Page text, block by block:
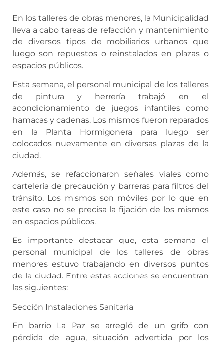
En los talleres de obras menores, la Municipalidad
lleva a cabo tareas de refacción y mantenimiento
de diversos tipos de mobiliarios urbanos que
luego son repuestos o reinstalados en plazas o
espacios públicos.
Esta semana, el personal municipal de los talleres
de pintura y herrería trabajó en el
acondicionamiento de juegos infantiles como
hamacas y cadenas. Los mismos fueron reparados
en la Planta Hormigonera para luego ser
colocados nuevamente en diversas plazas de la
ciudad.
Además, se refaccionaron señales viales como
cartelería de precaución y barreras para filtros del
tránsito. Los mismos son móviles por lo que en
este caso no se precisa la fijación de los mismos
en espacios públicos.
Es importante destacar que, esta semana el
personal municipal de los talleres de obras
menores estuvo trabajando en diversos puntos
de la ciudad. Entre estas acciones se encuentran
las siguientes:
Sección Instalaciones Sanitaria
En barrio La Paz se arregló de un grifo con
pérdida de agua, situación advertida por los